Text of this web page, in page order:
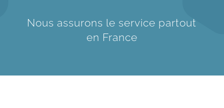
Nous assurons le service partout
en France